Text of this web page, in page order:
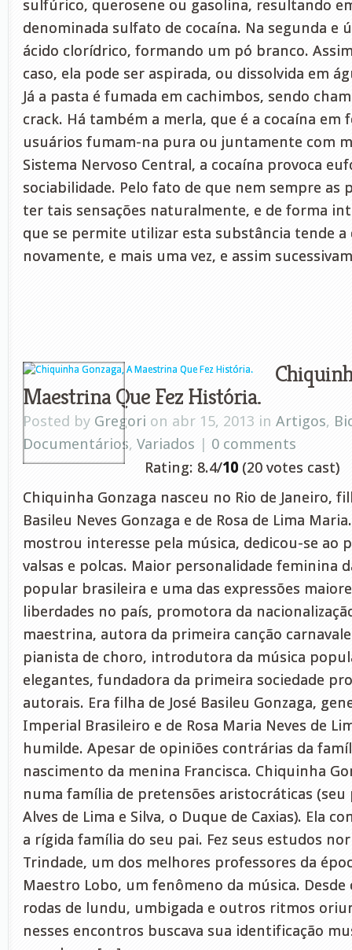
sulfúrico, querosene ou gasolina, resultando
denominada sulfato de cocaína. Na segunda e
ácido clorídrico, formando um pó branco.
caso, ela pode ser aspirada, ou dissolvida em
Já a pasta é fumada em cachimbos, sendo
crack. Há também a merla, que é a cocaína em
usuários fumam-na pura ou juntamente com
Sistema Nervoso Central, a cocaína provoca
sociabilidade. Pelo fato de que nem sempre as
ter tais sensações naturalmente, e de forma
que se permite utilizar esta substância tende a
novamente, e mais uma vez, e assim
Maestrina Que Fez História.
Posted by Gregori on abr 15, 2013 in Artigos,
Documentários, Variados | 0 comments
Rating: 8.4/10 (20 votes cast)
Chiquinha Gonzaga nasceu no Rio de Janeiro,
Basileu Neves Gonzaga e de Rosa de Lima
mostrou interesse pela música, dedicou-se ao
valsas e polcas. Maior personalidade feminina
popular brasileira e uma das expressões
liberdades no país, promotora da
maestrina, autora da primeira canção
pianista de choro, introdutora da música
elegantes, fundadora da primeira sociedade
autorais. Era filha de José Basileu Gonzaga,
Imperial Brasileiro e de Rosa Maria Neves de
humilde. Apesar de opiniões contrárias da
nascimento da menina Francisca. Chiquinha
numa família de pretensões aristocráticas
Alves de Lima e Silva, o Duque de Caxias). Ela
a rígida família do seu pai. Fez seus estudos
Trindade, um dos melhores professores da
Maestro Lobo, um fenômeno da música.
rodas de lundu, umbigada e outros ritmos
nesses encontros buscava sua identificação